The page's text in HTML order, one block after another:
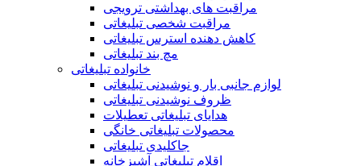
مراقبت های بهداشتی ترویجی
مراقبت شخصی تبلیغاتی
کاهش دهنده استرس تبلیغاتی
مچ بند تبلیغاتی
خانواده تبلیغاتی
لوازم جانبی بار و نوشیدنی تبلیغاتی
ظروف نوشیدنی تبلیغاتی
هدایای تبلیغاتی تعطیلات
محصولات تبلیغاتی خانگی
جاکلیدی تبلیغاتی
اقلام تبلیغاتی آشپزخانه